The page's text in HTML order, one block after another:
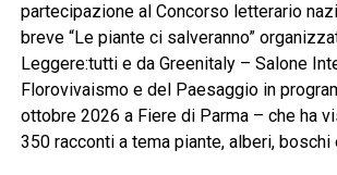
partecipazione al Concorso letterario
breve “Le piante ci salveranno”
Leggere:tutti e da Greenitaly – Salone
Florovivaismo e del Paesaggio in
ottobre 2026 a Fiere di Parma – che ha
350 racconti a tema piante, alberi, boschi